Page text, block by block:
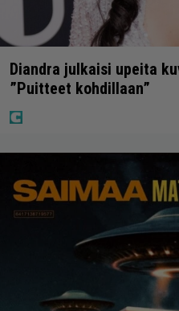
Diandra julkaisi upeita
”Puitteet kohdillaan”